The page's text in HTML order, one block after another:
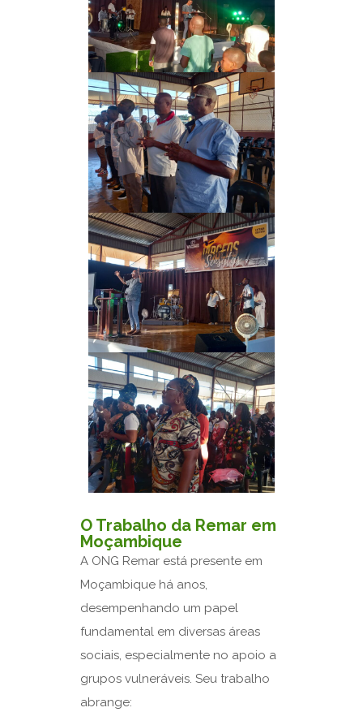
O Trabalho da Remar em
Moçambique
A ONG Remar está presente em
Moçambique há anos,
desempenhando um papel
fundamental em diversas áreas
sociais, especialmente no apoio a
grupos vulneráveis. Seu trabalho
abrange: